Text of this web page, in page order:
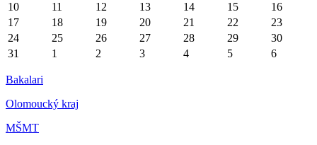
10 11 12 13 14 15
16
17
18 19 20 21 22
23
24
25 26 27 28 29
30
31
1 2 3 4 5 6
Bakalari
Olomoucký kraj
MŠMT